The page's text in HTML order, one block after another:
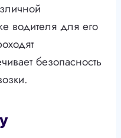
водителя для его
безопасность